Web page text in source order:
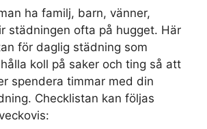
ha familj, barn, vänner,
städningen ofta på hugget. Här
för daglig städning som
koll på saker och ting så att
spendera timmar med din
Checklistan kan följas